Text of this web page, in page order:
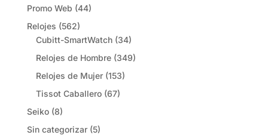
Promo Web (44)
Relojes (562)
Cubitt-SmartWatch (34)
Relojes de Hombre (349)
Relojes de Mujer (153)
Tissot Caballero (67)
Seiko (8)
Sin categorizar (5)